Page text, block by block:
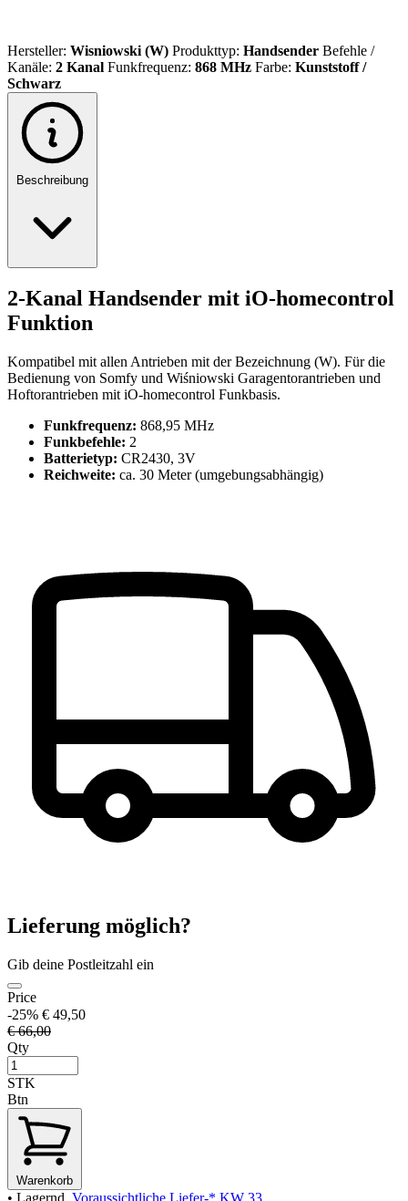
Hersteller: Wisniowski (W) Produkttyp: Handsender Befehle /
Kanäle: 2 Kanal Funkfrequenz: 868 MHz Farbe: Kunststoff /
Schwarz
Beschreibung
2-Kanal Handsender mit iO-homecontrol
Funktion
Kompatibel mit allen Antrieben mit der Bezeichnung (W). Für die
Bedienung von Somfy und Wiśniowski Garagentorantrieben und
Hoftorantrieben mit iO-homecontrol Funkbasis.
Funkfrequenz: 868,95 MHz
Funkbefehle: 2
Batterietyp: CR2430, 3V
Reichweite: ca. 30 Meter (umgebungsabhängig)
Lieferung möglich?
Gib deine Postleitzahl ein
Price
-25% € 49,50
€ 66,00
Qty
STK
Btn
Warenkorb